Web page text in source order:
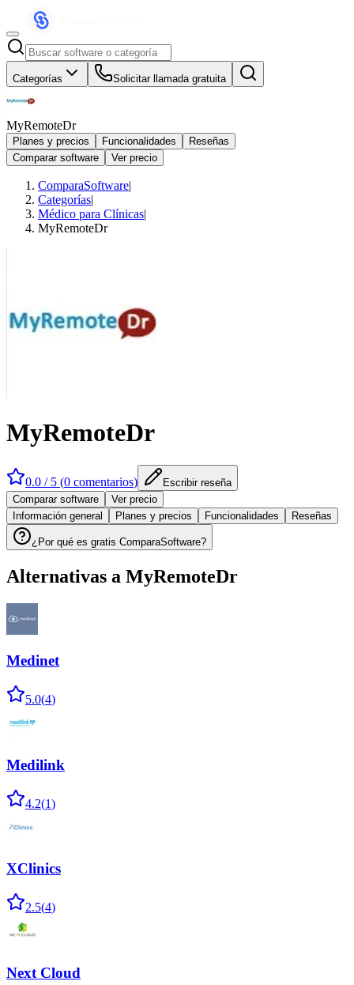
Categorías Solicitar llamada gratuita
MyRemoteDr
Planes y precios Funcionalidades
Reseñas
Comparar software
Ver precio
ComparaSoftware|
Categorías|
Médico para Clínicas|
MyRemoteDr
MyRemoteDr
0.0 / 5 (0 comentarios)
Escribir reseña
Comparar software
Ver precio
Información general
Planes y precios Funcionalidades Reseñas
¿Por qué es gratis ComparaSoftware?
Alternativas a MyRemoteDr
Medinet
5.0(4)
Medilink
4.2(1)
XClinics
2.5(4)
Next Cloud